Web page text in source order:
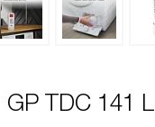
GP TDC 141 L